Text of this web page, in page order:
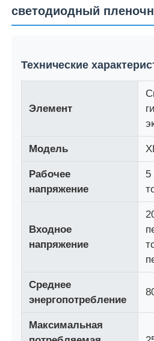
О нас
Наша фабрика
Контроль качества
Запросить расценки
Светодиодный сетчатый
светодиодный
Технические
Элемент
Модель
Рабочее
напряжение
5
Входное
напряжение
Среднее
энергопотребление
Максимальная